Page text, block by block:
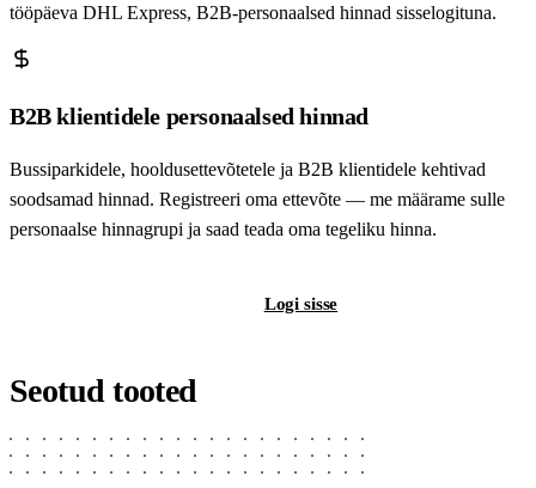
tööpäeva DHL Express, B2B-personaalsed hinnad sisselogituna.
B2B klientidele personaalsed hinnad
Bussiparkidele, hooldusettevõtetele ja B2B klientidele kehtivad
soodsamad hinnad. Registreeri oma ettevõte — me määrame sulle
personaalse hinnagrupi ja saad teada oma tegeliku hinna.
Logi sisse
Seotud tooted